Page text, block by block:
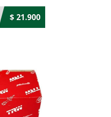
$ 21.900